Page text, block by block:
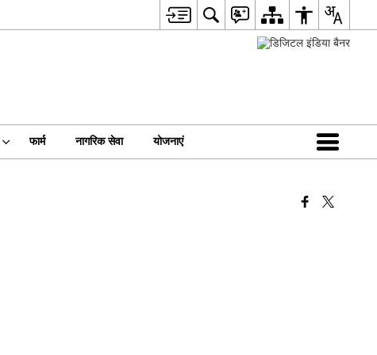
फार्म नागरिक सेवा योजनाएं